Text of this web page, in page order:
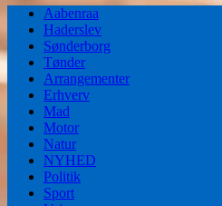
Aabenraa
Haderslev
Sønderborg
Tønder
Arrangementer
Erhverv
Mad
Motor
Natur
NYHED
Politik
Sport